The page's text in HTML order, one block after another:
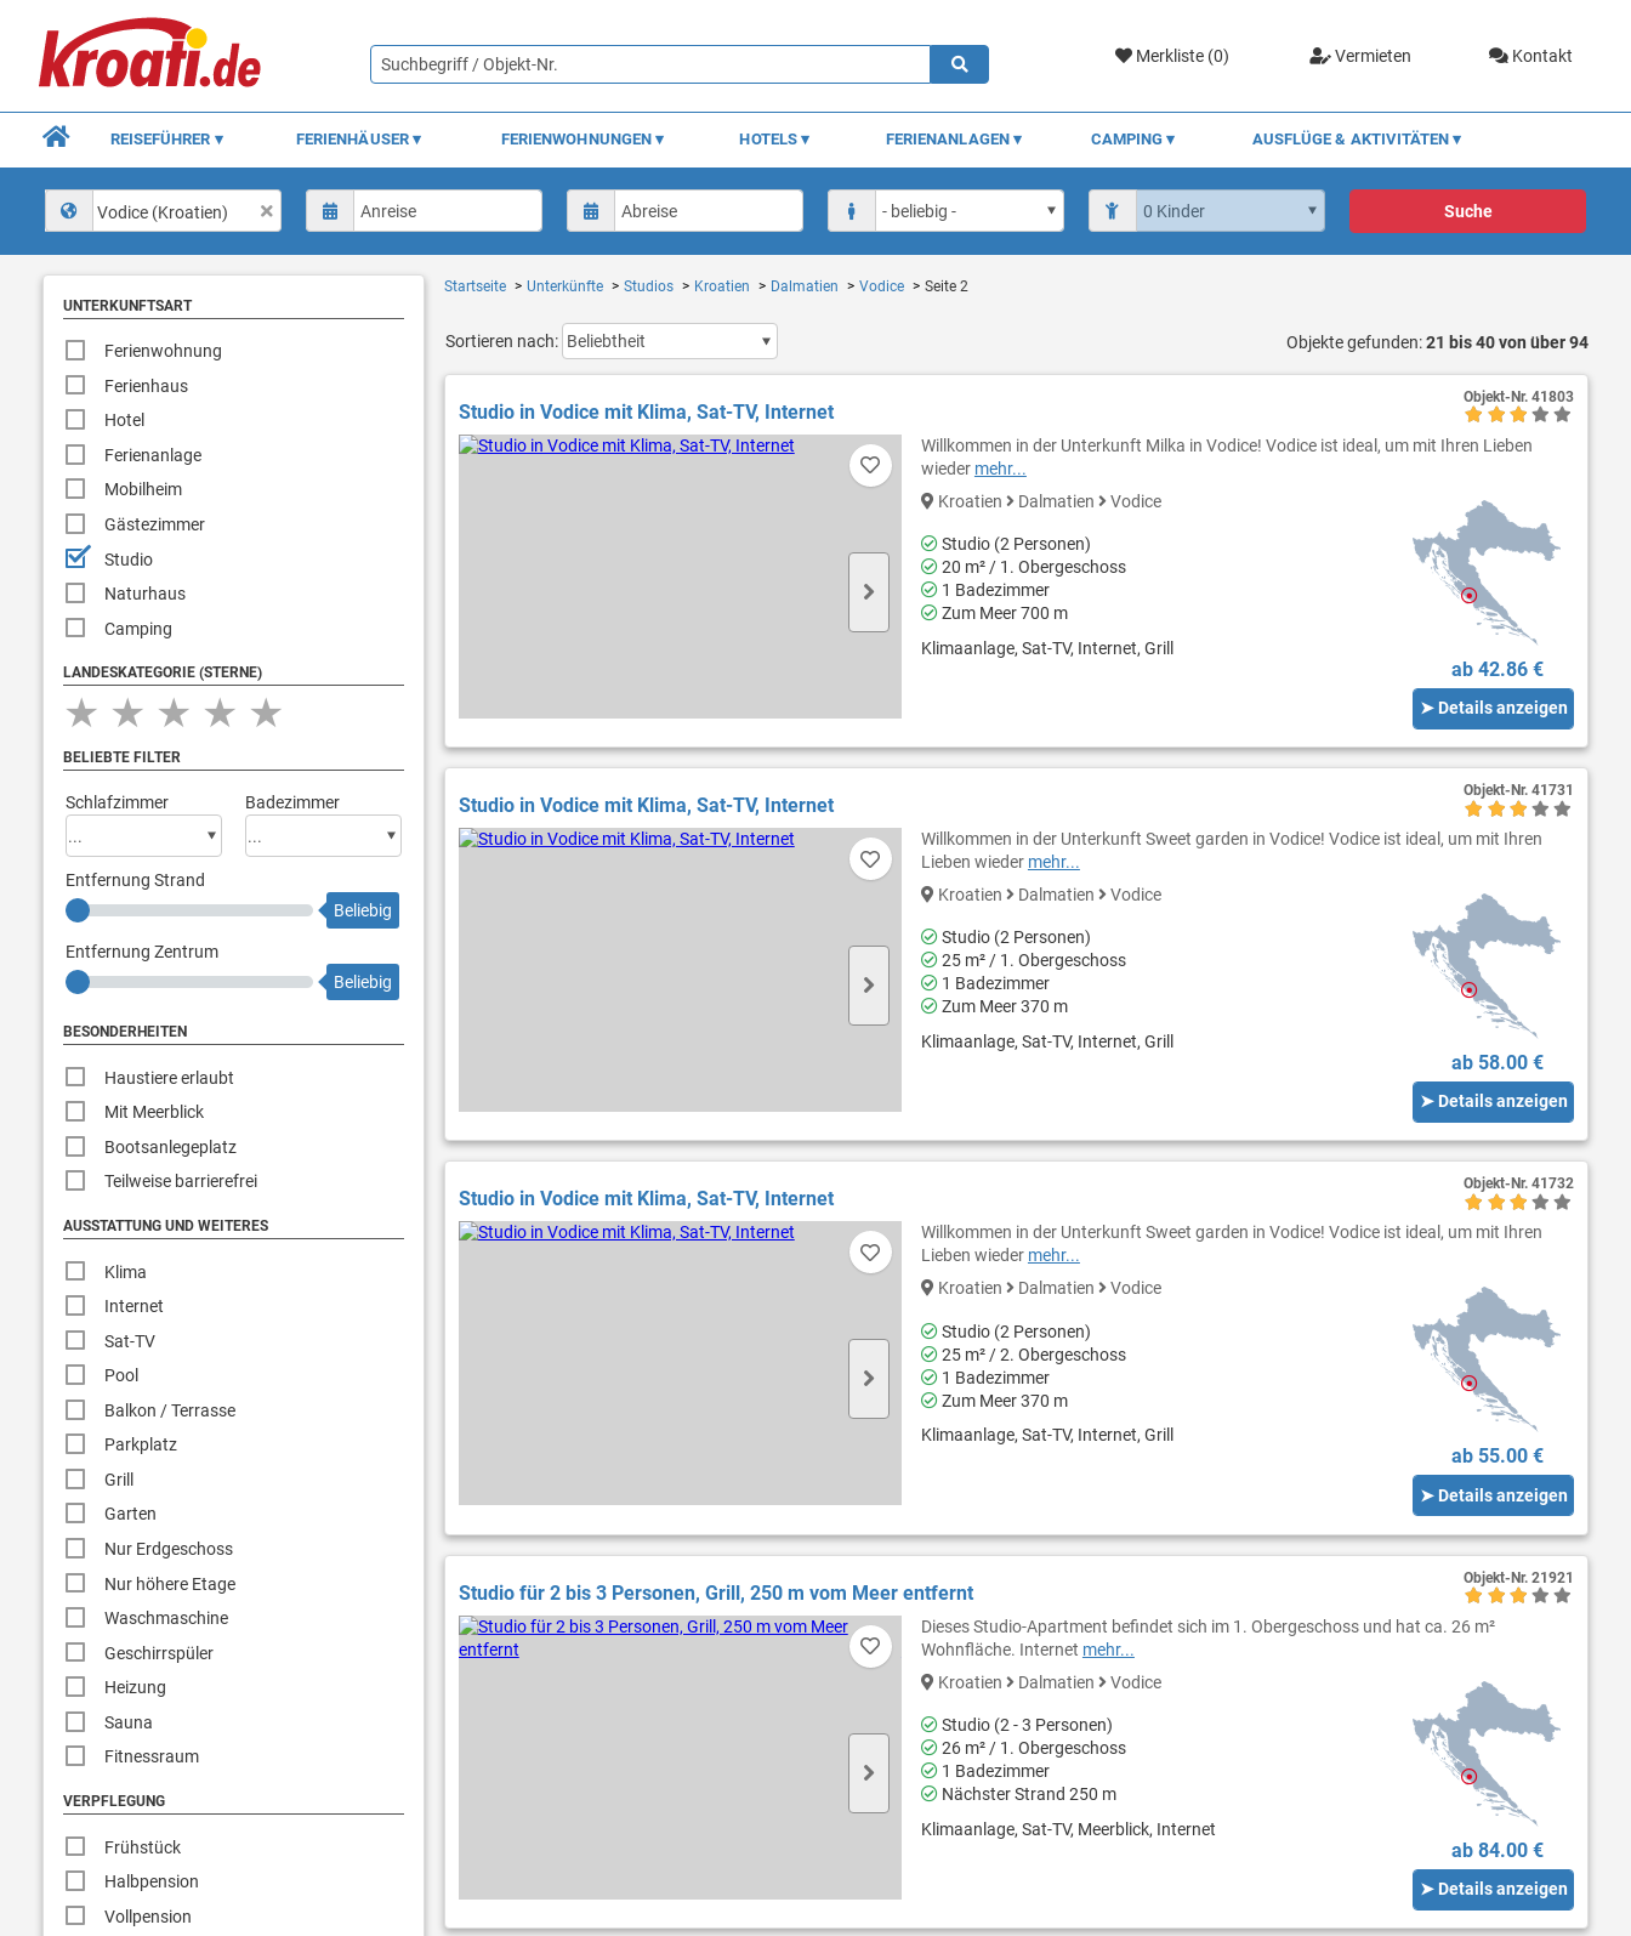
Merkliste (0) Vermieten Kontakt
REISEFÜHRER FERIENHÄUSER FERIENWOHNUNGEN HOTELS FERIENANLAGEN CAMPING AUSFLÜGE & AKTIVITÄTEN
Vodice (Kroatien) Suche
UNTERKUNFTSART
Ferienwohnung
Ferienhaus
Hotel
Ferienanlage
Mobilheim
Gästezimmer
Studio
Naturhaus
Camping
LANDESKATEGORIE (STERNE)
★
★
★
★
★
BELIEBTE FILTER
Schlafzimmer Badezimmer
Entfernung Strand
Beliebig
Entfernung Zentrum
Beliebig
BESONDERHEITEN
Haustiere erlaubt
Mit Meerblick
Bootsanlegeplatz
Teilweise barrierefrei
AUSSTATTUNG UND WEITERES
Klima
Internet
Sat-TV
Pool
Balkon / Terrasse
Parkplatz
Grill
Garten
Nur Erdgeschoss
Nur höhere Etage
Waschmaschine
Geschirrspüler
Heizung
Sauna
Fitnessraum
VERPFLEGUNG
Frühstück
Halbpension
Vollpension
Startseite Unterkünfte Studios Kroatien Dalmatien Vodice Seite 2
Sortieren nach: Objekte gefunden:21 bis 40 von über 94
Studio in Vodice mit Klima, Sat-TV, Internet
Willkommen in der Unterkunft Milka in Vodice! Vodice ist ideal, um mit Ihren Lieben
wieder mehr...
Kroatien
Dalmatien Vodice
Studio (2 Personen)
20 m² / 1. Obergeschoss
1 Badezimmer
Zum Meer 700 m
Klimaanlage, Sat-TV, Internet, Grill
ab 42.86 €
➤ Details anzeigen
Objekt-Nr. 41803
Studio in Vodice mit Klima, Sat-TV, Internet
Willkommen in der Unterkunft Sweet garden in Vodice! Vodice ist ideal, um mit Ihren
Lieben wieder mehr...
Kroatien
Dalmatien Vodice
Studio (2 Personen)
25 m² / 1. Obergeschoss
1 Badezimmer
Zum Meer 370 m
Klimaanlage, Sat-TV, Internet, Grill
ab 58.00 €
➤ Details anzeigen
Objekt-Nr. 41731
Studio in Vodice mit Klima, Sat-TV, Internet
Willkommen in der Unterkunft Sweet garden in Vodice! Vodice ist ideal, um mit Ihren
Lieben wieder mehr...
Kroatien
Dalmatien Vodice
Studio (2 Personen)
25 m² / 2. Obergeschoss
1 Badezimmer
Zum Meer 370 m
Klimaanlage, Sat-TV, Internet, Grill
ab 55.00 €
➤ Details anzeigen
Objekt-Nr. 41732
Studio für 2 bis 3 Personen, Grill, 250 m vom Meer entfernt
Dieses Studio-Apartment befindet sich im 1. Obergeschoss und hat ca. 26 m²
Wohnfläche. Internet mehr...
Kroatien
Dalmatien Vodice
Studio (2 - 3 Personen)
26 m² / 1. Obergeschoss
1 Badezimmer
Nächster Strand 250 m
Klimaanlage, Sat-TV, Meerblick, Internet
ab 84.00 €
➤ Details anzeigen
Objekt-Nr. 21921